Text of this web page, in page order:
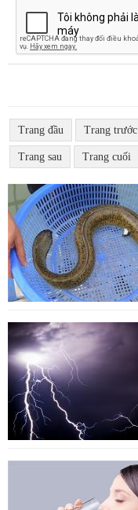
Trang đầu Trang trước
Trang sau Trang cuối